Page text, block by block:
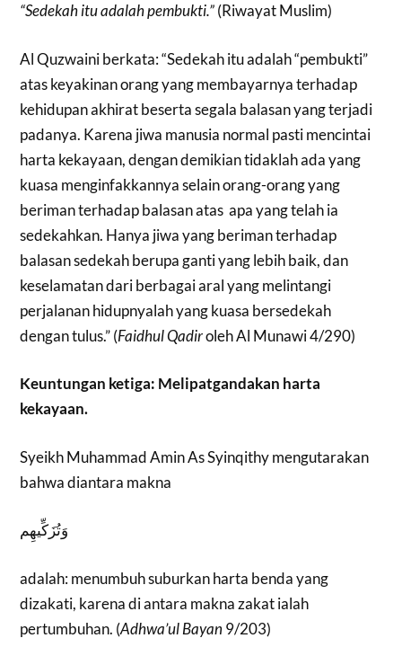
“Sedekah itu adalah pembukti.”(Riwayat Muslim)
Al Quzwaini berkata: “Sedekah itu adalah “pembukti”
atas keyakinan orang yang membayarnya terhadap
kehidupan akhirat beserta segala balasan yang terjadi
padanya. Karena jiwa manusia normal pasti mencintai
harta kekayaan, dengan demikian tidaklah ada yang
kuasa menginfakkannya selain orang-orang yang
beriman terhadap balasan atas apa yang telah ia
sedekahkan. Hanya jiwa yang beriman terhadap
balasan sedekah berupa ganti yang lebih baik, dan
keselamatan dari berbagai aral yang melintangi
perjalanan hidupnyalah yang kuasa bersedekah
dengan tulus.” (Faidhul Qadiroleh Al Munawi 4/290)
Keuntungan ketiga: Melipatgandakan harta
kekayaan.
Syeikh Muhammad Amin As Syinqithy mengutarakan
bahwa diantara makna
وَتُزَكِّيهِم
adalah: menumbuh suburkan harta benda yang
dizakati, karena di antara makna zakat ialah
pertumbuhan. (Adhwa’ul Bayan9/203)